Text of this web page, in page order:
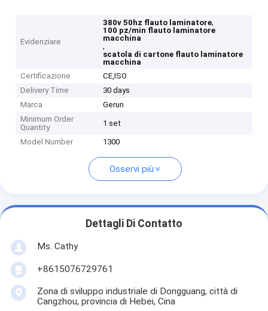
Evidenziare
380v 50hz flauto laminatore,
100 pz/min flauto laminatore
macchina
,
scatola di cartone flauto laminatore
macchina
Certificazione
CE,ISO
Delivery Time
30 days
Marca
Gerun
Minimum Order
Quantity
1 set
Model Number 1300
Osservi più
Dettagli Di Contatto
Ms. Cathy
+8615076729761
Zona di sviluppo industriale di Dongguang, città di
Cangzhou, provincia di Hebei, Cina